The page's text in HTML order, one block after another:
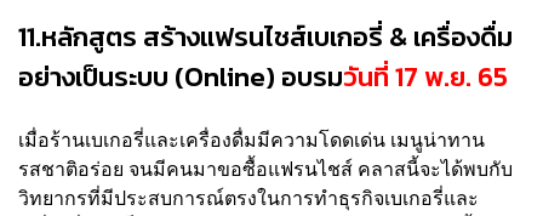
11.หลักสูตร สร้างแฟรนไชส์เบเกอรี่ & เครื่องดื่ม
อย่างเป็นระบบ (Online) อบรมวันที่ 17 พ.ย. 65
เมื่อร้านเบเกอรี่และเครื่องดื่มมีความโดดเด่น เมนูน่าทาน
รสชาติอร่อย จนมีคนมาขอซื้อแฟรนไชส์ คลาสนี้จะได้พบกับ
วิทยากรที่มีประสบการณ์ตรงในการทำธุรกิจเบเกอรี่และ